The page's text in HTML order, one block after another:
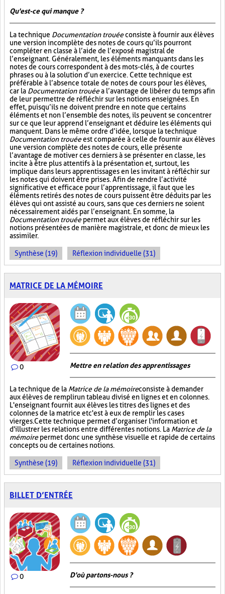
Qu'est-ce qui manque ?
La technique Documentation trouéeconsiste à fournir aux élèves
une version incomplète des notes de cours qu’ils pourront
compléter en classe à l’aide de l’exposé magistral de
l’enseignant. Généralement, les éléments manquants dans les
notes de cours correspondent à des mots-clés, à de courtes
phrases ou à la solution d’un exercice. Cette technique est
préférable à l’absence totale de notes de cours pour les élèves,
car la Documentation trouéea l’avantage de libérer du temps afin
de leur permettre de réfléchir sur les notions enseignées. En
effet, puisqu’ils ne doivent prendre en note que certains
éléments et non l’ensemble des notes, ils peuvent se concentrer
sur ce que leur apprend l’enseignant et déduire les éléments qui
manquent. Dans le même ordre d’idée, lorsque la technique
Documentation trouéeest comparée à celle de fournir aux élèves
une version complète des notes de cours, elle présente
l’avantage de motiver ces derniers à se présenter en classe, les
incite à être plus attentifs à la présentation et, surtout, les
implique dans leurs apprentissages en les invitant à réfléchir sur
les notes qui doivent être prises. Afin de rendre l’activité
significative et efficace pour l’apprentissage, il faut que les
éléments retirés des notes de cours puissent être déduits par les
élèves qui ont assisté au cours, sans que ces derniers ne soient
nécessairement aidés par l’enseignant. En somme, la
Documentation trouéepermet aux élèves de réfléchir sur les
notions présentées de manière magistrale, et donc de mieux les
assimiler.
Synthèse (19) Réflexion individuelle (31)
MATRICE DE LA MÉMOIRE
0 Mettre en relation des apprentissages
La technique de la Matrice de la mémoireconsiste à demander
aux élèves de remplir un tableau divisé en lignes et en colonnes.
L'enseignant fournit aux élèves les titres des lignes et des
colonnes de la matrice et c'est à eux de remplir les cases
vierges. Cette technique permet d’organiser l'information et
d'illustrer les relations entre différentes notions. La Matrice de la
mémoirepermet donc une synthèse visuelle et rapide de certains
concepts ou de certaines notions.
Synthèse (19) Réflexion individuelle (31)
BILLET D’ENTRÉE
0 D'où partons-nous ?